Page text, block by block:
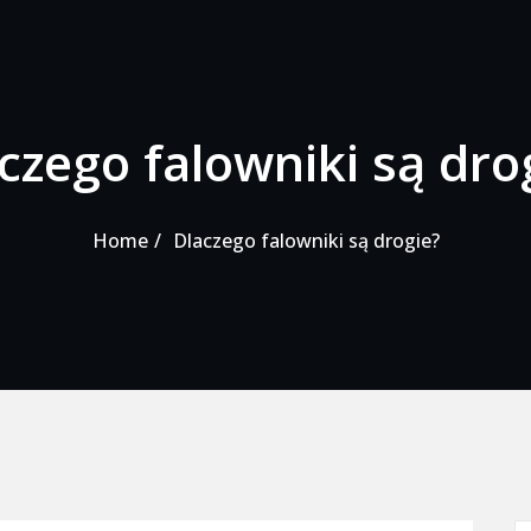
falowniki są
Home Dlaczego falowniki są drogie?